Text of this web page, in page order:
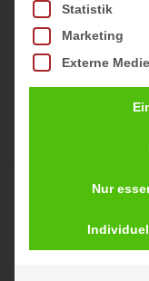
2er Set
grün+rosa
€
Statistik
Marketing
Externe
Nur